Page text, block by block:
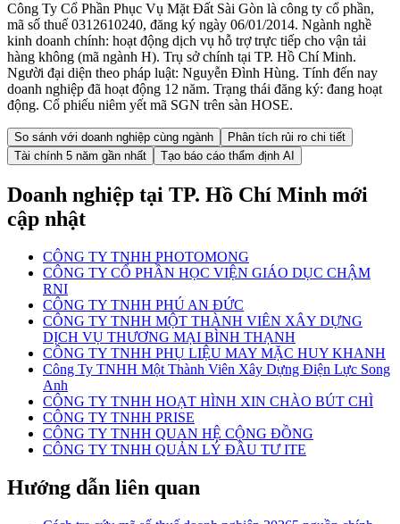
Công Ty Cổ Phần Phục Vụ Mặt Đất Sài Gòn là công ty cổ phần,
mã số thuế 0312610240, đăng ký ngày 06/01/2014. Ngành nghề
kinh doanh chính: hoạt động dịch vụ hỗ trợ trực tiếp cho vận tải
hàng không (mã ngành H). Trụ sở chính tại TP. Hồ Chí Minh.
Người đại diện theo pháp luật: Nguyễn Đình Hùng. Tính đến nay
doanh nghiệp đã hoạt động 12 năm. Trạng thái đăng ký: đang hoạt
động. Cổ phiếu niêm yết mã SGN trên sàn HOSE.
So sánh với doanh nghiệp cùng ngành
Phân tích rủi ro chi tiết
Tài chính 5 năm gần nhất
Tạo báo cáo thẩm định AI
Doanh nghiệp tại TP. Hồ Chí Minh mới
cập nhật
CÔNG TY TNHH PHOTOMONG
CÔNG TY CỔ PHẦN HỌC VIỆN GIÁO DỤC CHẬM
RNI
CÔNG TY TNHH PHÚ AN ĐỨC
CÔNG TY TNHH MỘT THÀNH VIÊN XÂY DỰNG
DỊCH VỤ THƯƠNG MẠI BÌNH THẠNH
CÔNG TY TNHH PHỤ LIỆU MAY MẶC HUY KHANH
Công Ty TNHH Một Thành Viên Xây Dựng Điện Lực Song
Anh
CÔNG TY TNHH HOẠT HÌNH XIN CHÀO BÚT CHÌ
CÔNG TY TNHH PRISE
CÔNG TY TNHH QUAN HỆ CỘNG ĐỒNG
CÔNG TY TNHH QUẢN LÝ ĐẦU TƯ ITE
Hướng dẫn liên quan